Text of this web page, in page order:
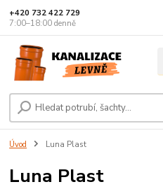
+420 732 422 729
7:00–18:00 denně
Úvod Luna Plast
Luna Plast